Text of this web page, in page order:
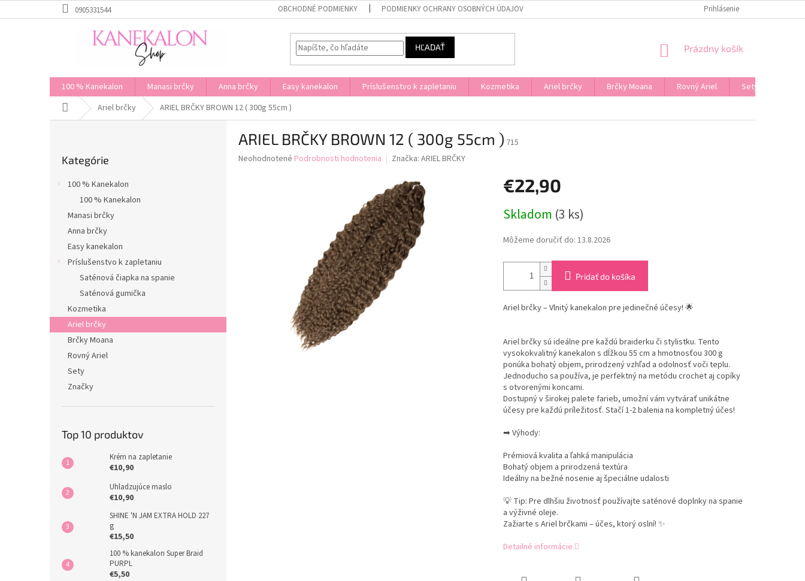
na
0905331544 OBCHODNÉ PODMIENKY PODMIENKY OCHRANY OSOBNÝCH ÚDAJOV Prihlásenie
HĽADAŤ
NÁKUPNÝ
Prázdny košík
100 % Kanekalon Manasi brčky Anna brčky Easy kanekalon Príslušenstvo k zapletaniu Kozmetika Ariel brčky Brčky Moana Rovný Ariel Sety
DomovAriel brčky ARIEL BRČKY BROWN 12 ( 300g 55cm )
kategórie
Kategórie
100 % Kanekalon
100 % Kanekalon
Manasi brčky
Anna brčky
Easy kanekalon
Príslušenstvo k zapletaniu
Saténová čiapka na spanie
Saténová gumička
Kozmetika
Ariel brčky
Brčky Moana
Rovný Ariel
Sety
Značky
Top 10 produktov
Krém na zapletanie
€10,90
Uhladzujúce maslo
€10,90
SHINE 'N JAM EXTRA HOLD 227
g
€15,50
100 % kanekalon Super Braid
PURPL
€5,50
ARIEL BRČKY BROWN 12 ( 300g 55cm ) 715
Priemerné
Neohodnotené Podrobnosti hodnotenia Značka: ARIEL BRČKY
€22,90
cena:
Skladom (3 ks)
Môžeme doručiť do: 13.8.2026
Pridať do košíka
Ariel brčky – Vlnitý kanekalon pre jedinečné účesy! 🌟
Ariel brčky sú ideálne pre každú braiderku či stylistku. Tento
vysokokvalitný kanekalon s dĺžkou 55 cm a hmotnosťou 300 g
ponúka bohatý objem, prirodzený vzhľad a odolnosť voči teplu.
Jednoducho sa používa, je perfektný na metódu crochet aj copíky
s otvorenými koncami.
Dostupný v širokej palete farieb, umožní vám vytvárať unikátne
účesy pre každú príležitosť. Stačí 1-2 balenia na kompletný účes!
➡ Výhody:
Prémiová kvalita a ľahká manipulácia
Bohatý objem a prirodzená textúra
Ideálny na bežné nosenie aj špeciálne udalosti
💡 Tip: Pre dlhšiu životnosť používajte saténové doplnky na spanie
a výživné oleje.
Zažiarte s Ariel brčkami – účes, ktorý oslní! ✨
Detailné informácie